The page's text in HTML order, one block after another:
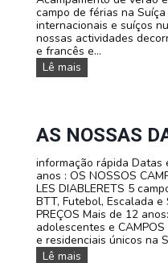
R
A
A
D
O
L
E
N
E
S
T
A
R
I
F
E
S
O
B
E
Ê
N
I
A
N
A
S
U
Í
campo de férias na
internacionais e suíços
nossas actividades
e francês e...
Lê mais
s
s
o
s
c
a
m
p
o
s
d
AS NOSSAS
informação rápida Datas
anos : OS NOSSOS
LES DIABLERETS 5
BTT, Futebol, Escalada e
PREÇOS Mais de 12
adolescentes e
e residenciais únicos na
Lê mais